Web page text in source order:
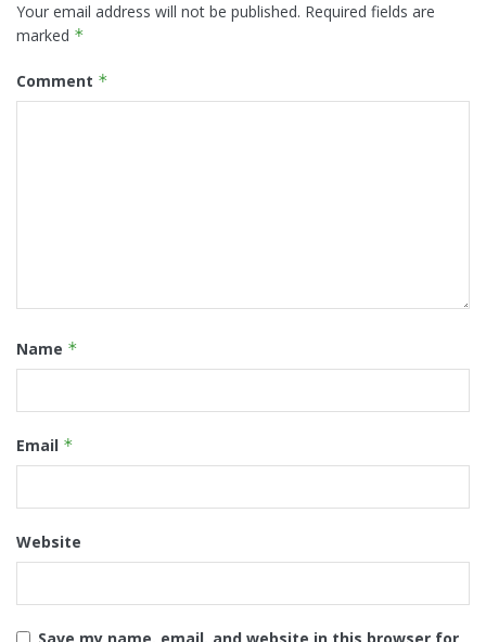
Your email address will not be published. Required fields are
marked *
Comment *
Name *
Email *
Website
Save my name, email, and website in this browser for